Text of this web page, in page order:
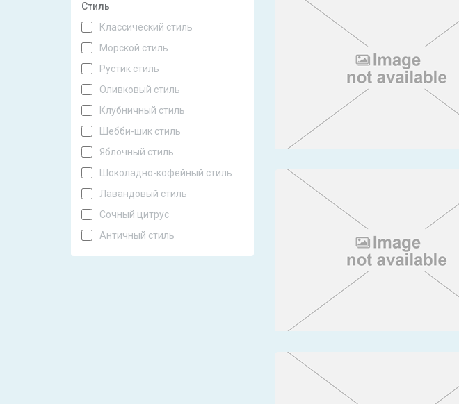
Стиль
Классический стиль
Морской стиль
Рустик стиль
Оливковый стиль
Клубничный стиль
Шебби-шик стиль
Яблочный стиль
Шоколадно-кофейный стиль
Лавандовый стиль
Сочный цитрус
Античный стиль